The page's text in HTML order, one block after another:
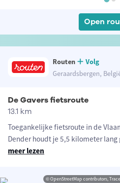
Open
Routen
Volg
Geraardsbergen,
De Gavers fietsroute
13.1 km
Toegankelijke fietsroute in de
Dender houdt je 5,5 kilometer lang
meer lezen
© OpenStreetMap contributors,